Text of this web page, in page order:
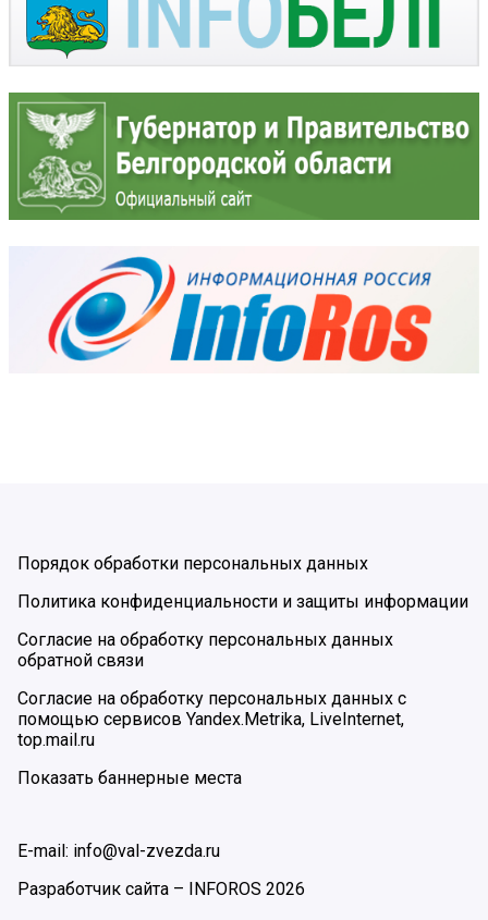
Порядок обработки персональных данных
Политика конфиденциальности и защиты информации
Согласие на обработку персональных данных
обратной связи
Согласие на обработку персональных данных с
помощью сервисов Yandex.Metrika, LiveInternet,
top.mail.ru
Показать баннерные места
E-mail: info@val-zvezda.ru
Разработчик сайта –
INFOROS 2026